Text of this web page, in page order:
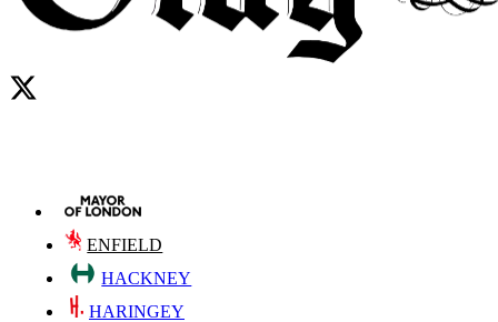
ENFIELD
HACKNEY
HARINGEY